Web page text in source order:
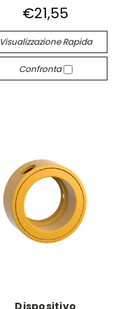
€21,55
Visualizzazione Rapida
Confronta